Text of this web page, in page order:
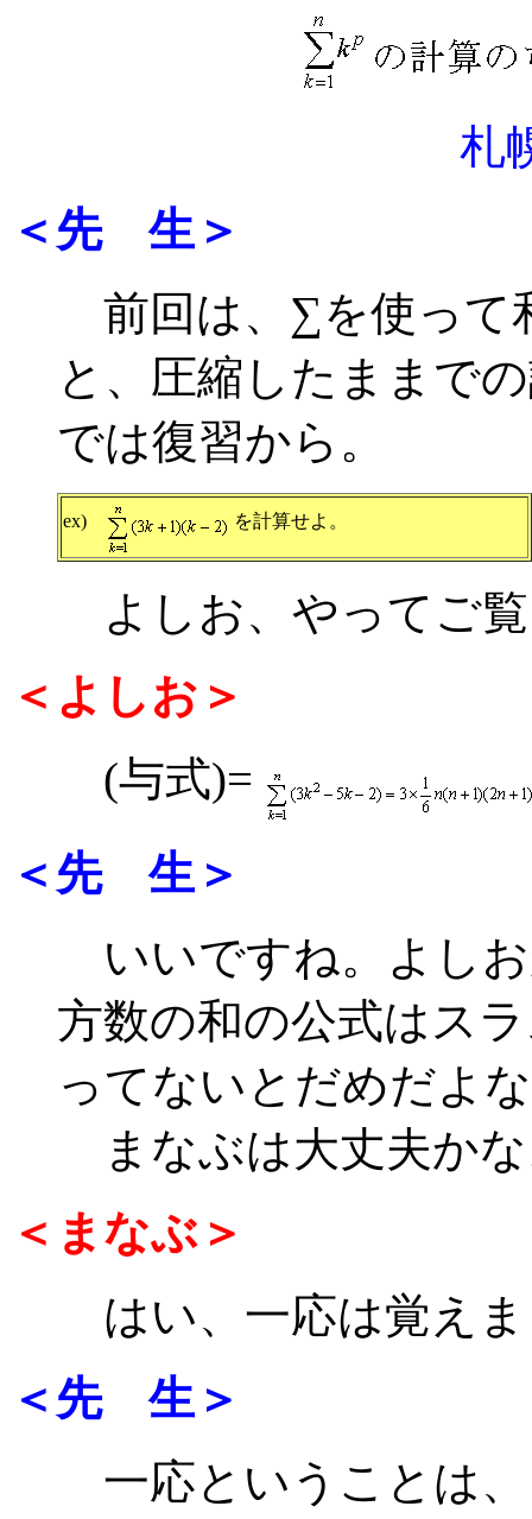
札
＜先 生＞
前回は、∑を使って
と、圧縮したままで
では復習から。
ex) を計算せよ。
よしお、やってご
＜よしお＞
(与式)=
＜先 生＞
いいですね。よし
方数の和の公式はス
ってないとだめだよ
まなぶは大丈夫か
＜まなぶ＞
はい、一応は覚え
＜先 生＞
一応ということは